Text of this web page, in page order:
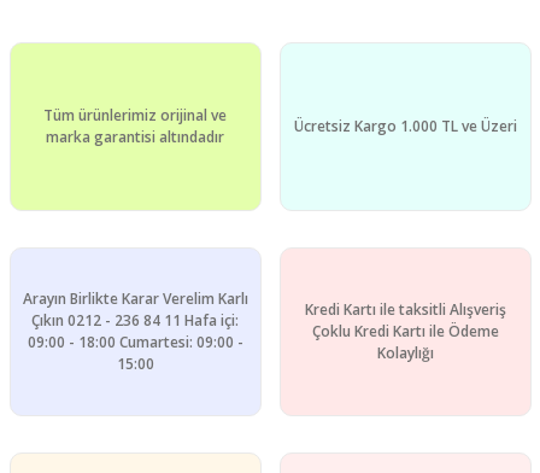
Tüm ürünlerimiz orijinal ve
marka garantisi altındadır
Ücretsiz Kargo 1.000 TL ve Üzeri
Arayın Birlikte Karar Verelim Karlı
Çıkın 0212 - 236 84 11 Hafa içi:
09:00 - 18:00 Cumartesi: 09:00 -
15:00
Kredi Kartı ile taksitli Alışveriş
Çoklu Kredi Kartı ile Ödeme
Kolaylığı